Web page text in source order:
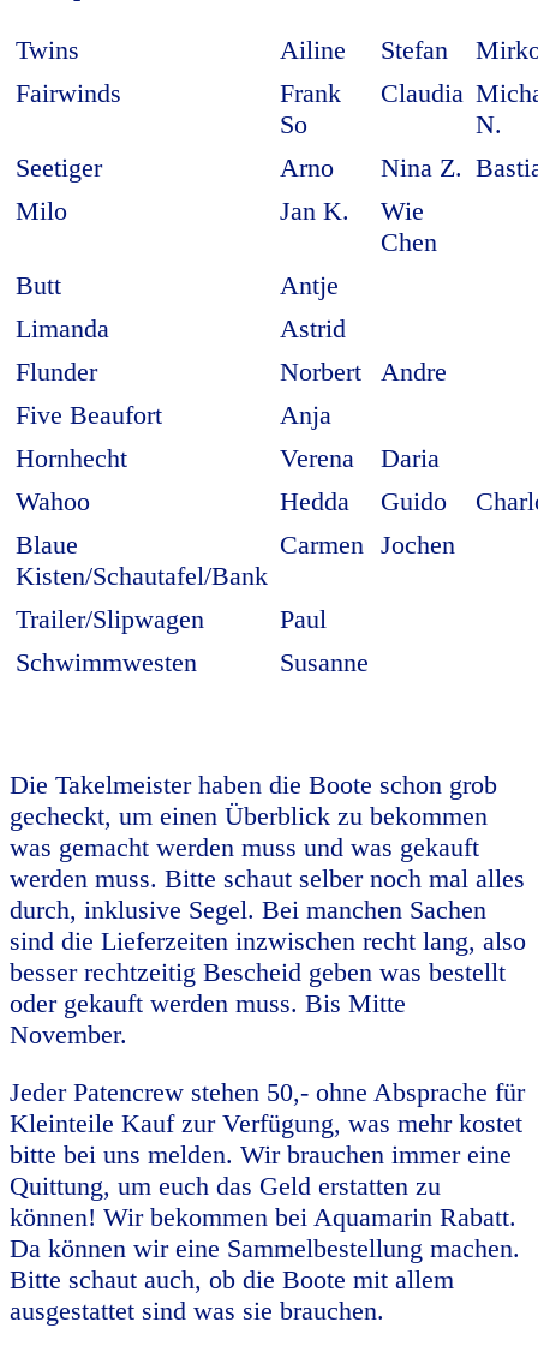
Twins Ailine Stefan
Fairwinds
Frank
So
Claudia
N.
Seetiger
Arno Nina Z.
Milo
Jan K.
Wie
Chen
Butt
Antje
Limanda
Astrid
Flunder
Norbert
Andre
Five Beaufort
Anja
Hornhecht
Verena
Daria
Wahoo
Hedda Guido
Blaue
Kisten/Schautafel/Bank
Carmen Jochen
Trailer/Slipwagen
Paul
Schwimmwesten
Susanne
Die Takelmeister haben die Boote schon grob
gecheckt, um einen Überblick zu bekommen
was gemacht werden muss und was gekauft
werden muss. Bitte schaut selber noch mal alles
durch, inklusive Segel. Bei manchen Sachen
sind die Lieferzeiten inzwischen recht lang, also
besser rechtzeitig Bescheid geben was bestellt
oder gekauft werden muss. Bis Mitte
November.
Jeder Patencrew stehen 50,- ohne Absprache für
Kleinteile Kauf zur Verfügung, was mehr kostet
bitte bei uns melden. Wir brauchen immer eine
Quittung, um euch das Geld erstatten zu
können! Wir bekommen bei Aquamarin Rabatt.
Da können wir eine Sammelbestellung machen.
Bitte schaut auch, ob die Boote mit allem
ausgestattet sind was sie brauchen.